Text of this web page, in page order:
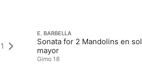
1
E. BARBELLA
Sonata for 2 Mandolins en sol
mayor
Gimo 18